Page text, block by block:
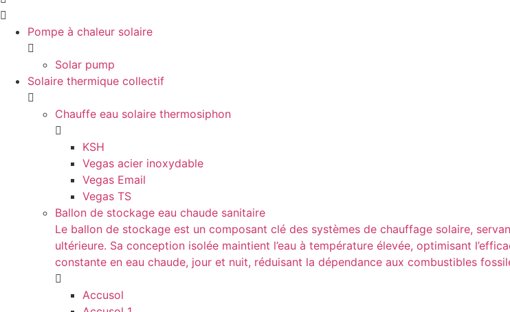
Pompe à chaleur solaire
Solar pump
Solaire thermique collectif
Chauffe eau solaire thermosiphon
KSH
Vegas acier inoxydable
Vegas Email
Vegas TS
Ballon de stockage eau chaude sanitaire
Le ballon de stockage est un composant clé des systèmes de chauffage solaire,
ultérieure. Sa conception isolée maintient l’eau à température élevée, optimisant
constante en eau chaude, jour et nuit, réduisant la dépendance aux combustibles
Accusol